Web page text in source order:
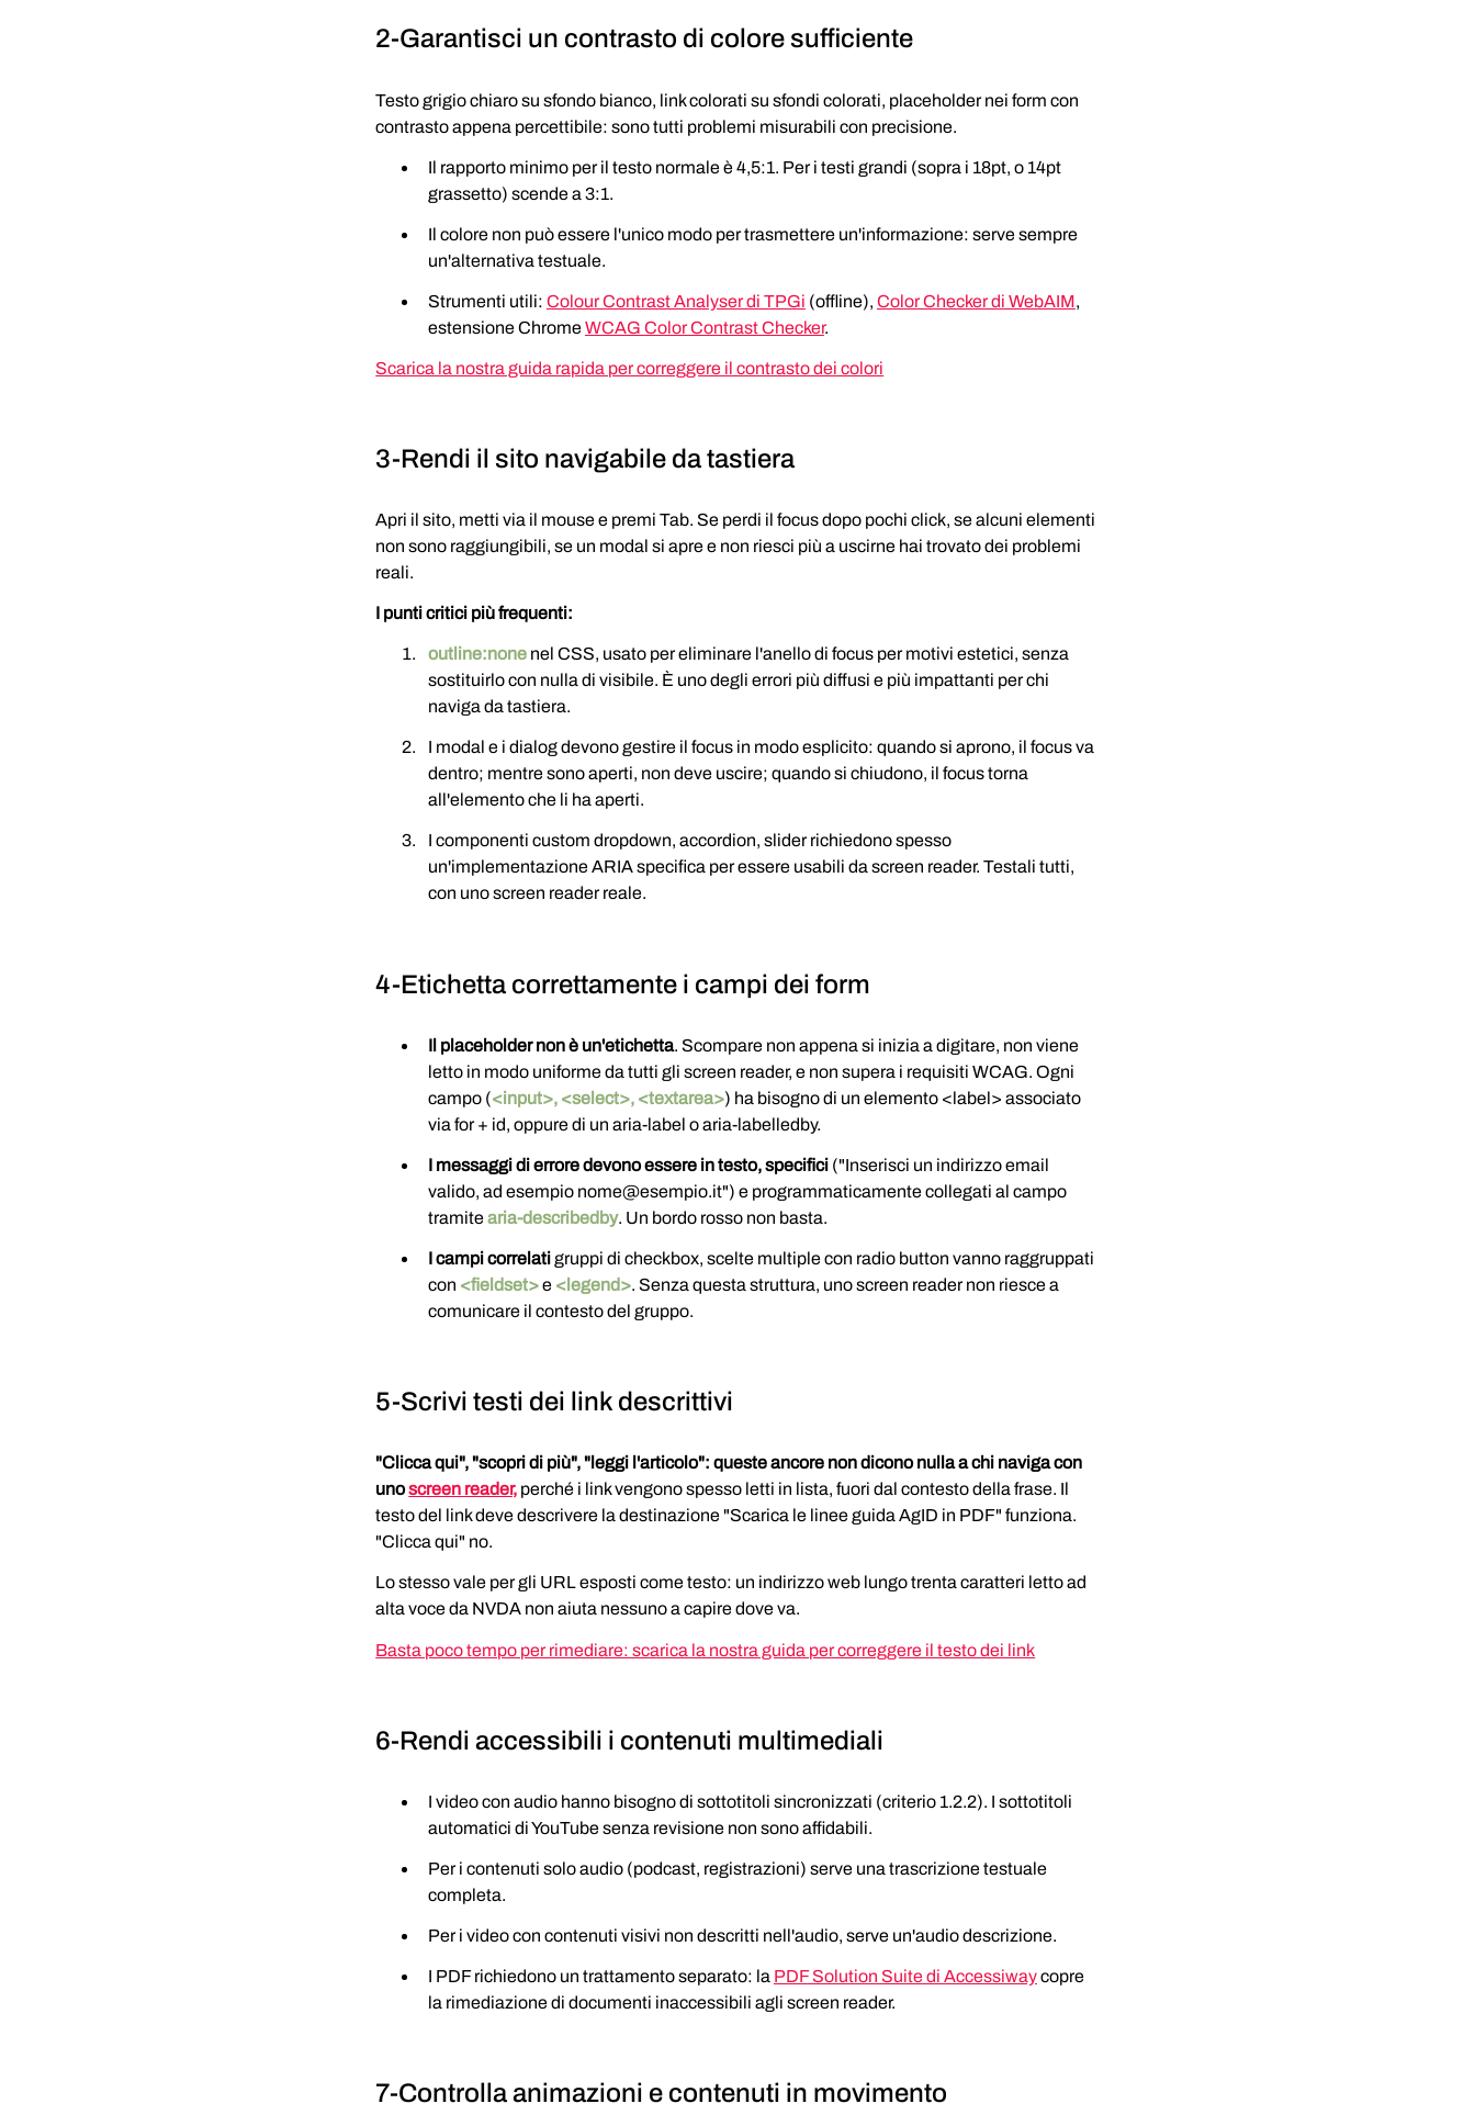
2-Garantisci un contrasto di colore sufficiente
Testo grigio chiaro su sfondo bianco, link colorati su sfondi colorati, placeholder nei form con
contrasto appena percettibile: sono tutti problemi misurabili con precisione.
Il rapporto minimo per il testo normale è 4,5:1. Per i testi grandi (sopra i 18pt, o 14pt
grassetto) scende a 3:1.
Il colore non può essere l'unico modo per trasmettere un'informazione: serve sempre
un'alternativa testuale.
Strumenti utili: Colour Contrast Analyser di TPGi (offline), Color Checker di WebAIM,
estensione Chrome WCAG Color Contrast Checker.
Scarica la nostra guida rapida per correggere il contrasto dei colori
3-Rendi il sito navigabile da tastiera
Apri il sito, metti via il mouse e premi Tab. Se perdi il focus dopo pochi click, se alcuni elementi
non sono raggiungibili, se un modal si apre e non riesci più a uscirne hai trovato dei problemi
reali.
I punti critici più frequenti:
outline:none nel CSS, usato per eliminare l'anello di focus per motivi estetici, senza
sostituirlo con nulla di visibile. È uno degli errori più diffusi e più impattanti per chi
naviga da tastiera.
I modal e i dialog devono gestire il focus in modo esplicito: quando si aprono, il focus va
dentro; mentre sono aperti, non deve uscire; quando si chiudono, il focus torna
all'elemento che li ha aperti.
I componenti custom dropdown, accordion, slider richiedono spesso
un'implementazione ARIA specifica per essere usabili da screen reader. Testali tutti,
con uno screen reader reale.
4-Etichetta correttamente i campi dei form
Il placeholder non è un'etichetta. Scompare non appena si inizia a digitare, non viene
letto in modo uniforme da tutti gli screen reader, e non supera i requisiti WCAG. Ogni
campo (<input>, <select>, <textarea>) ha bisogno di un elemento <label> associato
via for + id, oppure di un aria-label o aria-labelledby.
I messaggi di errore devono essere in testo, specifici ("Inserisci un indirizzo email
valido, ad esempio nome@esempio.it") e programmaticamente collegati al campo
tramite aria-describedby. Un bordo rosso non basta.
I campi correlati gruppi di checkbox, scelte multiple con radio button vanno raggruppati
con <fieldset> e <legend>. Senza questa struttura, uno screen reader non riesce a
comunicare il contesto del gruppo.
5-Scrivi testi dei link descrittivi
"Clicca qui", "scopri di più", "leggi l'articolo": queste ancore non dicono nulla a chi naviga con
uno screen reader, perché i link vengono spesso letti in lista, fuori dal contesto della frase. Il
testo del link deve descrivere la destinazione "Scarica le linee guida AgID in PDF" funziona.
"Clicca qui" no.
Lo stesso vale per gli URL esposti come testo: un indirizzo web lungo trenta caratteri letto ad
alta voce da NVDA non aiuta nessuno a capire dove va.
Basta poco tempo per rimediare: scarica la nostra guida per correggere il testo dei link
6-Rendi accessibili i contenuti multimediali
I video con audio hanno bisogno di sottotitoli sincronizzati (criterio 1.2.2). I sottotitoli
automatici di YouTube senza revisione non sono affidabili.
Per i contenuti solo audio (podcast, registrazioni) serve una trascrizione testuale
completa.
Per i video con contenuti visivi non descritti nell'audio, serve un'audio descrizione.
I PDF richiedono un trattamento separato: la PDF Solution Suite di Accessiway copre
la rimediazione di documenti inaccessibili agli screen reader.
7-Controlla animazioni e contenuti in movimento